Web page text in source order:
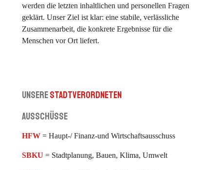
werden die letzten inhaltlichen und personellen Fragen
geklärt. Unser Ziel ist klar: eine stabile, verlässliche
Zusammenarbeit, die konkrete Ergebnisse für die
Menschen vor Ort liefert.
UnsereStadtverordneten
Ausschüsse
HFW= Haupt-/ Finanz-und Wirtschaftsausschuss
SBKU = Stadtplanung, Bauen, Klima, Umwelt